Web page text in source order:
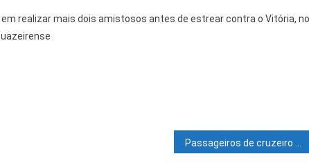
realizar mais dois amistosos antes de estrear contra o Vitória, no